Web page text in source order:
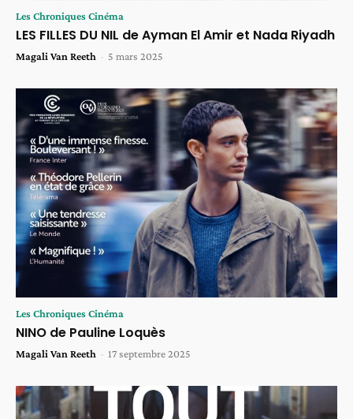
Les Chroniques Cinéma
LES FILLES DU NIL de Ayman El Amir et Nada Riyadh
Magali Van Reeth - 5 mars 2025
Les Chroniques Cinéma
NINO de Pauline Loquès
Magali Van Reeth - 17 septembre 2025